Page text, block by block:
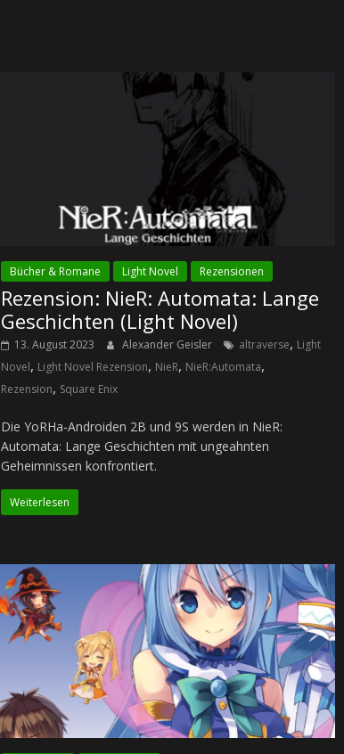
Bücher & Romane Light Novel Rezensionen
Rezension: NieR: Automata: Lange
Geschichten (Light Novel)
13. August 2023 Alexander Geisler altraverse, Light
Novel, Light Novel Rezension, NieR, NieR:Automata,
Rezension, Square Enix
Die YoRHa-Androiden 2B und 9S werden in NieR:
Automata: Lange Geschichten mit ungeahnten
Geheimnissen konfrontiert.
Weiterlesen